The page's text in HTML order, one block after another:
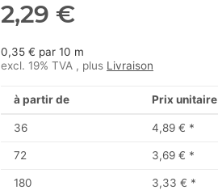
2,29 €
0,35 € par 10 m
excl. 19% TVA , plus Livraison
à partir de Prix unitaire
36 4,89 € *
72 3,69 € *
180 3,33 € *